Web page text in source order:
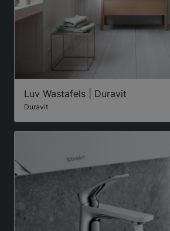
Luv Wastafels | Duravit
Duravit